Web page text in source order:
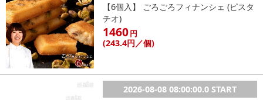
【6個入】 ごろごろフィナンシェ (ピスタ
チオ)
1460円
(243.4円 ／個)
2026-08-08 08:00:00.0 START